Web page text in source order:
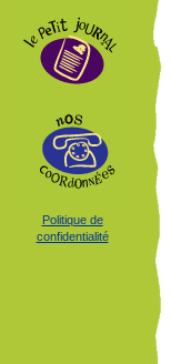
Politique de
confidentialité